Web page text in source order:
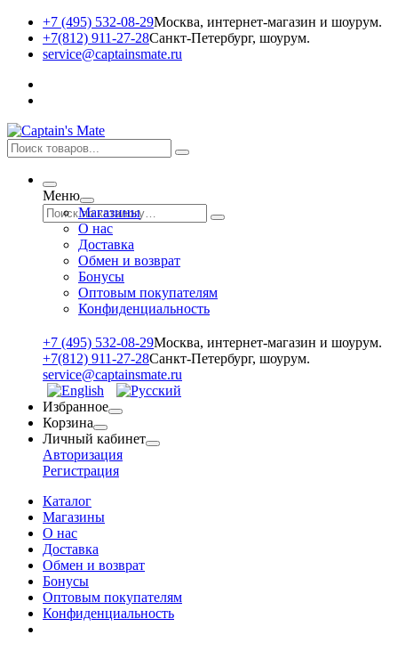
+7 (495) 532-08-29Москва, интернет-магазин и шоурум.
+7(812) 911-27-28Санкт-Петербург, шоурум.
service@captainsmate.ru
Меню
Магазины
О нас
Доставка
Обмен и возврат
Бонусы
Оптовым покупателям
Конфиденциальность
+7 (495) 532-08-29Москва, интернет-магазин и шоурум.
+7(812) 911-27-28Санкт-Петербург, шоурум.
service@captainsmate.ru
Избранное
Корзина
Личный кабинет
Авторизация
Регистрация
Каталог
Магазины
О нас
Доставка
Обмен и возврат
Бонусы
Оптовым покупателям
Конфиденциальность